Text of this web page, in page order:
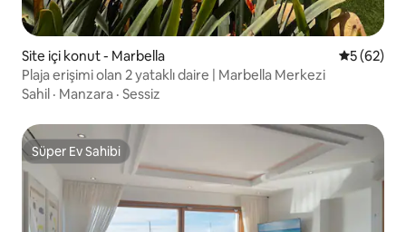
Site içi konut - Marbella 55 (62)
Plaja erişimi olan 2 yataklı daire | Marbella Merkezi
Sahil · Manzara · Sessiz
Süper Ev Sahibi
Süper Ev Sahibi